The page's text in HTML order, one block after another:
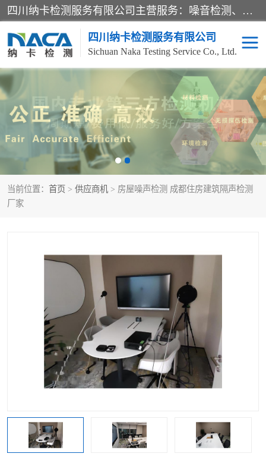
四川纳卡检测服务有限公司主营服务：噪音检测、灯光检测、防护网检测、磁性检测、无损检测、燃烧等级检测；本着严谨、规范的态度严格执行国家现行标准、规范及规程，奉行“科学公正、准确、持续改进、诚信服务”的企业价值和“科学、信誉、服务”的企业宗旨，竭诚为广大客户服务。
四川纳卡检测服务有限公司
Sichuan Naka Testing Service Co., Ltd.
当前位置： 首页 > 供应商机 > 房屋噪声检测 成都住房建筑隔声检测
厂家
噪音检测 灯光检测
防护网检测 磁性检测
无损检测 燃烧等级检测
可靠性检测 产品检测